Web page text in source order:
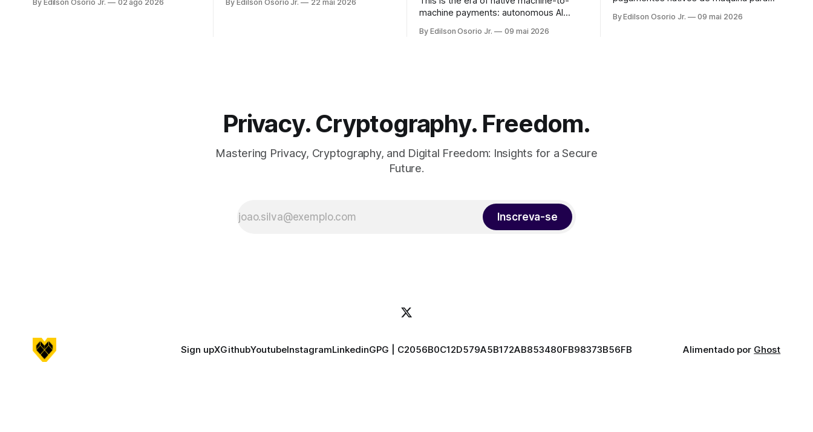
minutos, 1.196 endereços foram
By Edilson Osorio Jr. 02 ago 2026 By Edilson Osorio Jr. 22 mai 2026
machine payments: autonomous AI
information, but pay for it, on the spot,
By Edilson Osorio Jr. 09 mai 2026
não apenas consomem informação, mas
By Edilson Osorio Jr. 09 mai 2026
Privacy. Cryptography. Freedom.
Mastering Privacy, Cryptography, and Digital Freedom: Insights for a Secure
Future.
Inscreva-se
Sign upXGithubYoutubeInstagramLinkedinGPG | C2056B0C12D579A5B172AB853480FB98373B56FB Alimentado por Ghost